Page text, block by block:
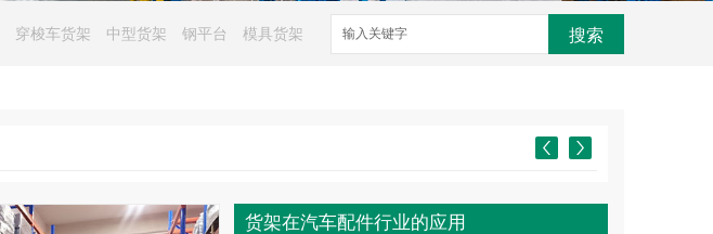
搜索
穿梭车货架 中型货架 钢平台 模具货架
货架在汽车配件行业的应用